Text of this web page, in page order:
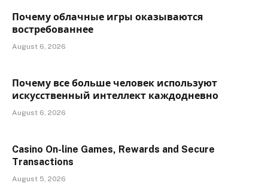
Почему облачные игры оказываются
востребованнее
August 6, 2026
Почему все больше человек используют
искусственный интеллект каждодневно
August 6, 2026
Casino On-line Games, Rewards and Secure
Transactions
August 5, 2026